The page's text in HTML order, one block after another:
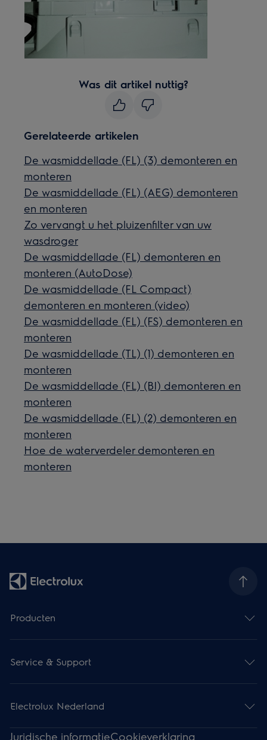
Was dit artikel nuttig?
Gerelateerde artikelen
De wasmiddellade (FL) (3) demonteren en
monteren
De wasmiddellade (FL) (AEG) demonteren
en monteren
Zo vervangt u het pluizenfilter van uw
wasdroger
De wasmiddellade (FL) demonteren en
monteren (AutoDose)
De wasmiddellade (FL Compact)
demonteren en monteren (video)
De wasmiddellade (FL) (FS) demonteren en
monteren
De wasmiddellade (TL) (1) demonteren en
monteren
De wasmiddellade (FL) (BI) demonteren en
monteren
De wasmiddellade (FL) (2) demonteren en
monteren
Hoe de waterverdeler demonteren en
monteren
Producten
Service & Support
Electrolux Nederland
Juridische informatieCookieverklaring